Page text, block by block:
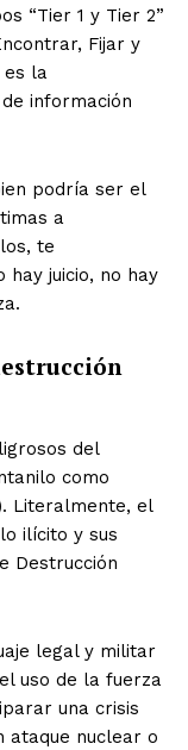
“Tier 1 y Tier 2”
Fijar y
es la
información
podría ser el
a
te
juicio, no hay
del
como
Literalmente, el
ilícito y sus
Destrucción
legal y militar
uso de la fuerza
una crisis
ataque nuclear o